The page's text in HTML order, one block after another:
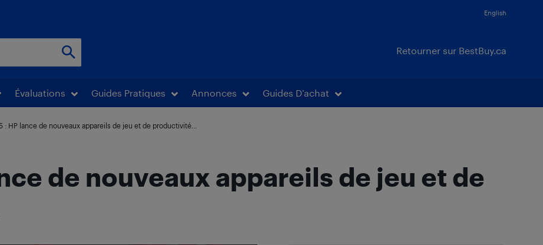
English
Retourner sur BestBuy.ca
Évaluations Guides Pratiques Annonces Guides D’achat
: HP lance de nouveaux appareils de jeu et de productivité...
de nouveaux appareils de jeu et de